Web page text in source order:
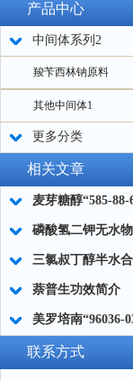
产品中心
中间体系列2
羧苄西林钠原料
其他中间体1
更多分类
相关文章
麦芽糖醇“585-88-
磷酸氢二钾无水
三氯叔丁醇半水
萘普生功效简介
美罗培南“96036-
联系方式